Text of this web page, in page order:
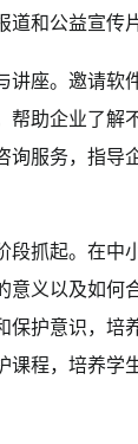
和公益宣传片
座。邀请软
助企业了解
服务，指导
抓起。在中
义以及如何
护意识，培
程，培养学